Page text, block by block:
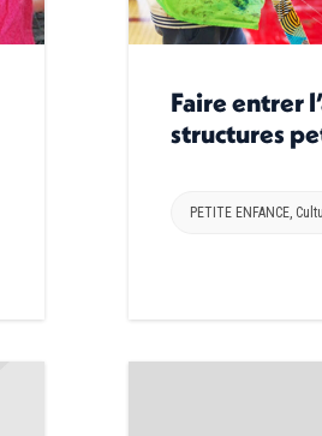
Faire entrer
structures
PETITE ENFANCE